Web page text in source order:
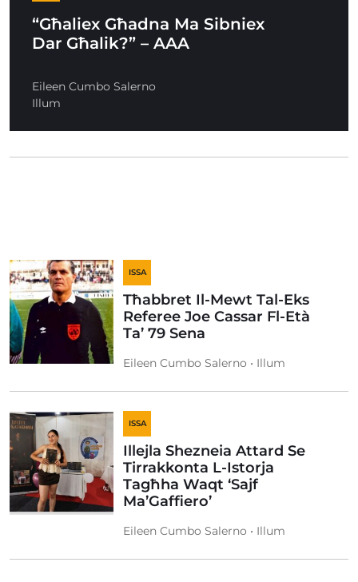
“Għaliex Għadna Ma Sibniex
Dar Għalik?” – AAA
Eileen Cumbo Salerno
Illum
ISSA
Tħabbret Il-Mewt Tal-Eks
Referee Joe Cassar Fl-Età
Ta’ 79 Sena
Eileen Cumbo Salerno • Illum
ISSA
Illejla Shezneia Attard Se
Tirrakkonta L-Istorja
Tagħha Waqt ‘Sajf
Ma’Gaffiero’
Eileen Cumbo Salerno • Illum